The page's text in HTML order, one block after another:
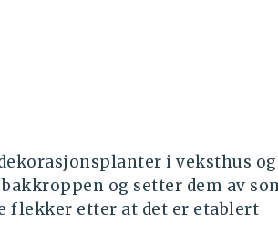
i veksthus
og setter dem av
flekker etter at det er etablert